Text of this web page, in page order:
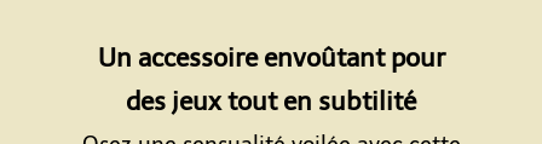
Un accessoire envoûtant pour
des jeux tout en subtilité